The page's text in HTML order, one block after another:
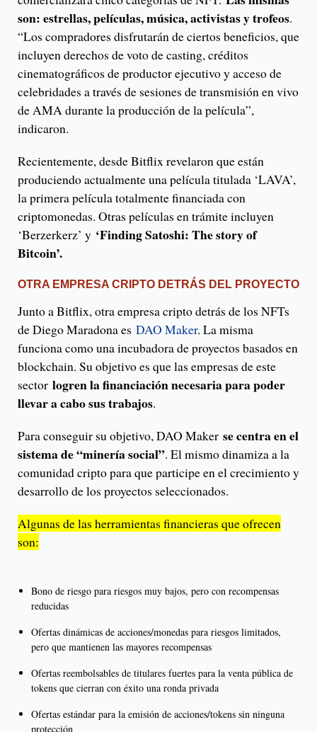
son: estrellas, películas, música, activistas y trofeos.
“Los compradores disfrutarán de ciertos beneficios, que
incluyen derechos de voto de casting, créditos
cinematográficos de productor ejecutivo y acceso de
celebridades a través de sesiones de transmisión en vivo
de AMA durante la producción de la película”,
indicaron.
Recientemente, desde Bitflix revelaron que están
produciendo actualmente una película titulada ‘LAVA’,
la primera película totalmente financiada con
criptomonedas. Otras películas en trámite incluyen
‘Berzerkerz’ y ‘Finding Satoshi: The story of
Bitcoin’.
OTRA EMPRESA CRIPTO DETRÁS DEL PROYECTO
Junto a Bitflix, otra empresa cripto detrás de los NFTs
de Diego Maradona es DAO Maker. La misma
funciona como una incubadora de proyectos basados en
blockchain. Su objetivo es que las empresas de este
sector logren la financiación necesaria para poder
llevar a cabo sus trabajos.
Para conseguir su objetivo, DAO Maker se centra en el
sistema de “minería social”. El mismo dinamiza a la
comunidad cripto para que participe en el crecimiento y
desarrollo de los proyectos seleccionados.
Algunas de las herramientas financieras que ofrecen
son:
Bono de riesgo para riesgos muy bajos, pero con recompensas
reducidas
Ofertas dinámicas de acciones/monedas para riesgos limitados,
pero que mantienen las mayores recompensas
Ofertas reembolsables de titulares fuertes para la venta pública de
tokens que cierran con éxito una ronda privada
Ofertas estándar para la emisión de acciones/tokens sin ninguna
protección